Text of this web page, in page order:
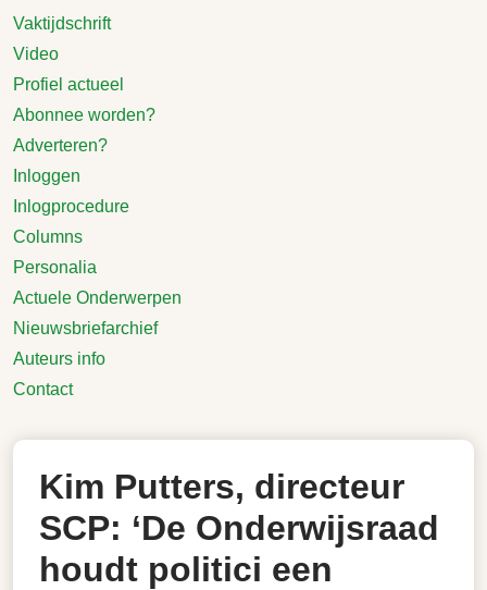
Vaktijdschrift
Video
Profiel actueel
Abonnee worden?
Adverteren?
Inloggen
Inlogprocedure
Columns
Personalia
Actuele Onderwerpen
Nieuwsbriefarchief
Auteurs info
Contact
Kim Putters, directeur
SCP: ‘De Onderwijsraad
houdt politici een